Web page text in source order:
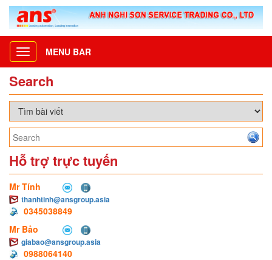
Toggle
navigation
MENU BAR
Search
Hỗ trợ trực tuyến
Mr Tính
thanhtinh@ansgroup.asia
0345038849
Mr Bảo
giabao@ansgroup.asia
0988064140